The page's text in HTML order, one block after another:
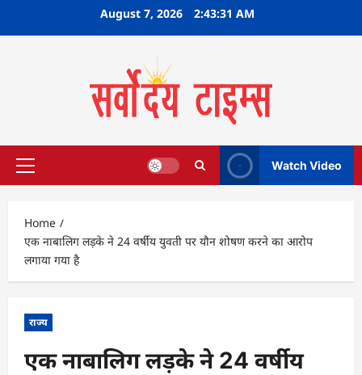
August 7, 2026 2:43:32 AM
Primary
Watch Video
Home
एक नाबालिग लड़के ने 24 वर्षीय युवती पर यौन शोषण करने का आरोप
लगाया गया है
राज्य
एक नाबालिग लड़के ने 24 वर्षीय